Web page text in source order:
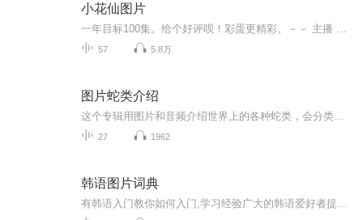
小花仙图片
57 5.8万
图片蛇类介绍
27 1962
韩语图片词典